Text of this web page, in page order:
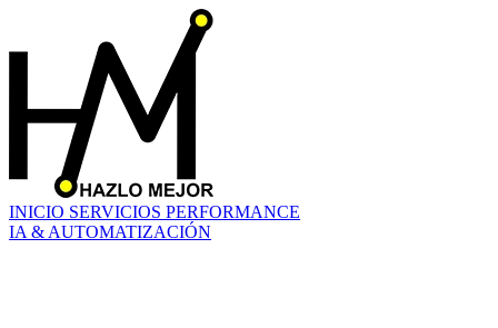
INICIO SERVICIOS PERFORMANCE
IA & AUTOMATIZACIÓN